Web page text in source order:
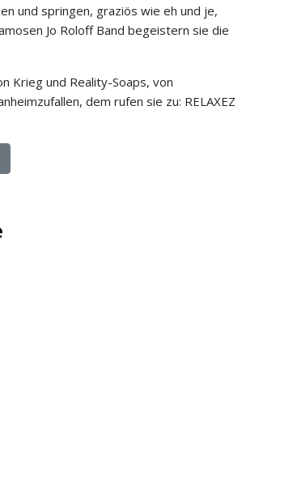
und springen, graziös wie eh und je,
Jo Roloff Band begeistern sie die
Krieg und Reality-Soaps, von
dem rufen sie zu: RELAXEZ